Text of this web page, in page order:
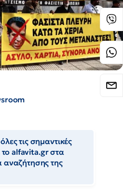
τις σημαντικές
το alfavita.gr στα
αναζήτησης της